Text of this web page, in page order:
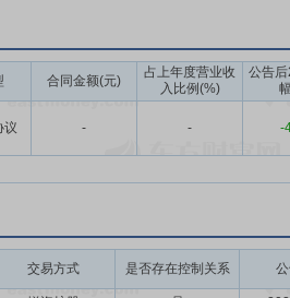
合同金额(元)
占上年度营业收
入比例(%)
公告
议 - - -
交易方式 是否存在控制关系